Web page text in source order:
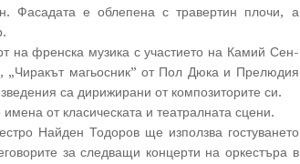
Фасадата е облепена с травертин плочи, а
на френска музика с участието на Камий Сен-
магьосник” от Пол Дюка и Прелюдия
са дирижирани от композиторите си.
от класическата и театралната сцени.
Найден Тодоров ще използва гостуването
за следващи концерти на оркестъра в